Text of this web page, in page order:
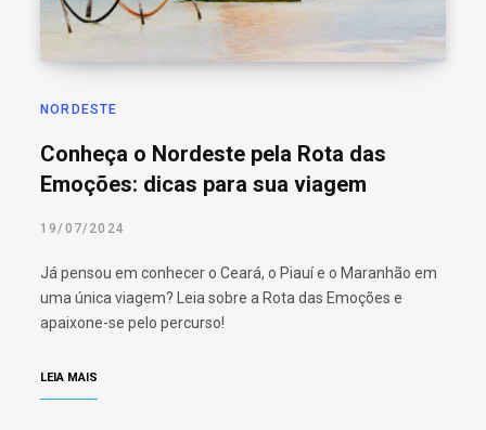
NORDESTE
Conheça o Nordeste pela Rota das
Emoções: dicas para sua viagem
19/07/2024
Já pensou em conhecer o Ceará, o Piauí e o Maranhão em
uma única viagem? Leia sobre a Rota das Emoções e
apaixone-se pelo percurso!
LEIA MAIS